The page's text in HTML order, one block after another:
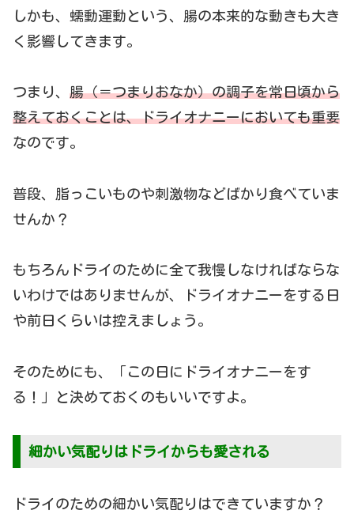
しかも、蠕動運動という、腸の本来的な動きも大き
く影響してきます。
つまり、 腸（＝つまりおなか）の調子を常日頃から
整えておくことは、ドライオナニーにおいても重要
なのです。
普段、脂っこいものや刺激物などばかり食べていま
せんか？
もちろんドライのために全て我慢しなければならな
いわけではありませんが、ドライオナニーをする日
や前日くらいは控えましょう。
そのためにも、「この日にドライオナニーをす
る！」と決めておくのもいいですよ。
細かい気配りはドライからも愛される
ドライのための細かい気配りはできていますか？